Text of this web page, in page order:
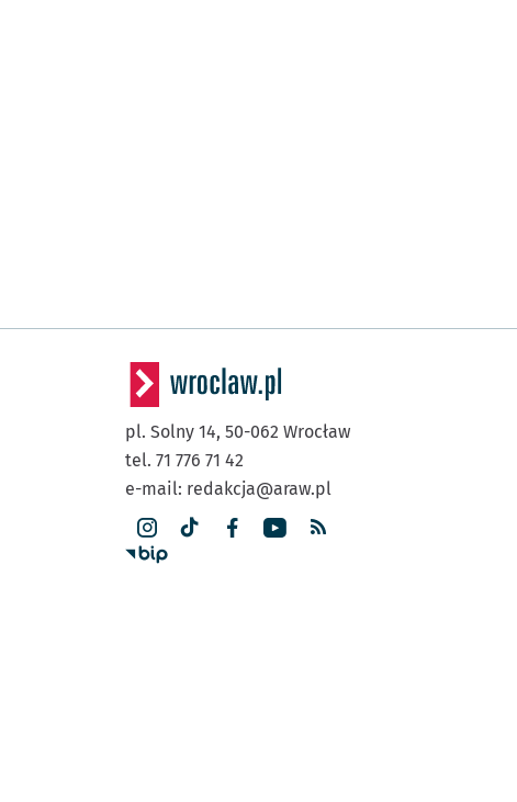
pl. Solny 14, 50-062 Wrocław
tel. 71 776 71 42
e-mail: redakcja@araw.pl